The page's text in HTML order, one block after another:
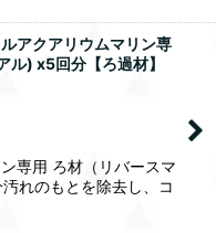
アクアリウムマリン専
ル) x5回分【ろ過材】
専用 ろ材（リバースマ
れのもとを除去し、コ